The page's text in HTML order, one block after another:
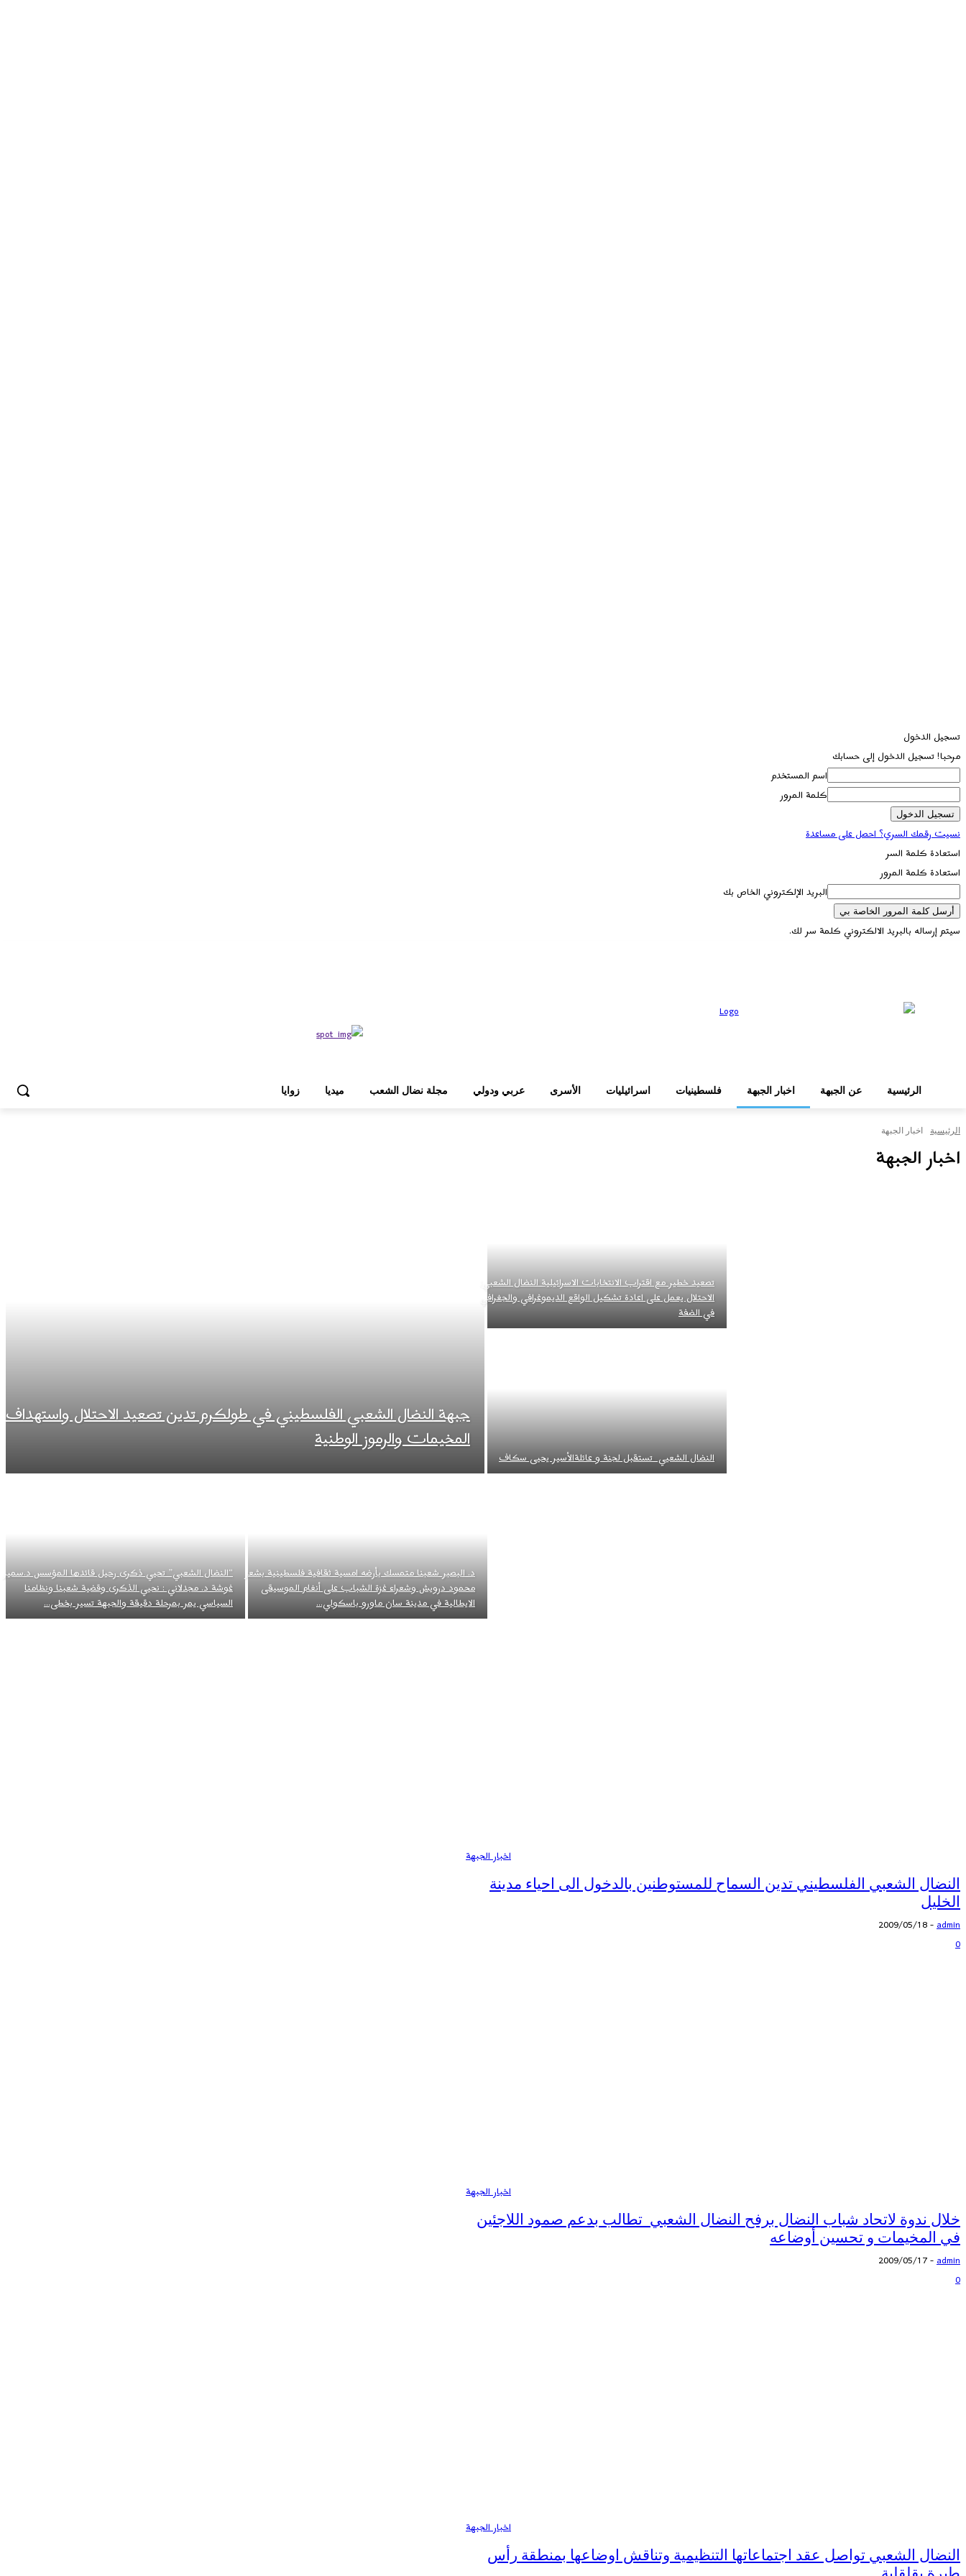
تسجيل الدخول
مرحبا! تسجيل الدخول إلى حسابك
اسم المستخدم
كلمة المرور
نسيت رقمك السري؟ احصل على مساعدة
استعادة كلمة السر
استعادة كلمة المرور
البريد الإلكتروني الخاص بك
سيتم إرساله بالبريد الالكتروني كلمة سر لك.
الرئيسية عن الجبهة اخبار الجبهة فلسطينيات اسرائيليات الأسرى عربي ودولي مجلة نضال الشعب ميديا زوايا
الرئيسية اخبار الجبهة
اخبار الجبهة
جبهة النضال الشعبي الفلسطيني في طولكرم تدين تصعيد الاحتلال واستهداف
المخيمات والرموز الوطنية
تصعيد خطير مع اقتراب الانتخابات الاسرائيلية النضال الشعبي:
الاحتلال يعمل على اعادة تشكيل الواقع الديموغرافي والجغرافي
في الضفة
النضال الشعيي تستقبل لجنة و عائلةالأسير يحيى سكاف
“النضال الشعبي” تحيي ذكرى رحيل قائدها المؤسس د.سمير
غوشة د. مجدلاني : نحيي الذكرى وقضية شعبنا ونظامنا
السياسي يمر بمرحلة دقيقة والجبهة تسير بخطى...
د. البصبر شعبنا متمسك بأرضه امسية ثقافية فلسطينية بشعر
محمود درويش وشعراء غزة الشباب على أنغام الموسيقى
الايطالية في مدينة سان ماورو باسكولي...
اخبار الجبهة
النضال الشعبي الفلسطيني تدين السماح للمستوطنين بالدخول الى احياء مدينة
الخليل
admin
-
2009/05/18
0
اخبار الجبهة
خلال ندوة لاتحاد شباب النضال برفح النضال الشعبي تطالب بدعم صمود اللاجئين
في المخيمات و تحسين أوضاعه
admin
-
2009/05/17
0
اخبار الجبهة
النضال الشعبي تواصل عقد اجتماعاتها التنظيمية وتناقش اوضاعها بمنطقة رأس